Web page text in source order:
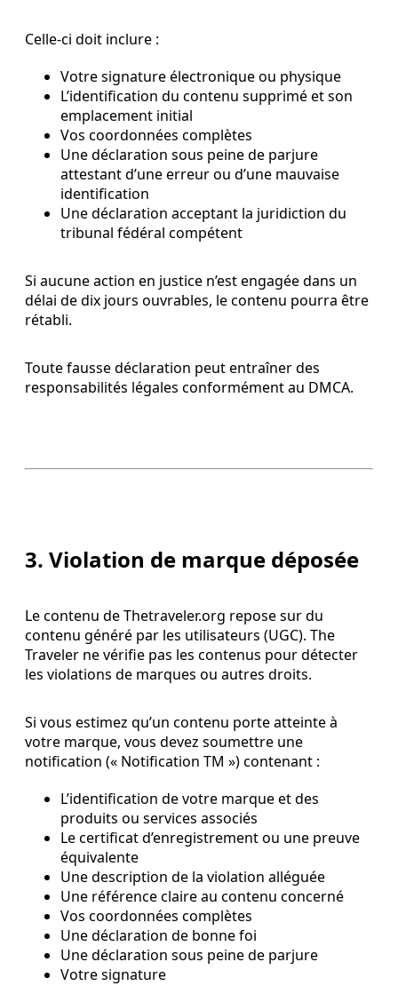
Celle-ci doit inclure :
Votre signature électronique ou physique
L’identification du contenu supprimé et son
emplacement initial
Vos coordonnées complètes
Une déclaration sous peine de parjure
attestant d’une erreur ou d’une mauvaise
identification
Une déclaration acceptant la juridiction du
tribunal fédéral compétent
Si aucune action en justice n’est engagée dans un
délai de dix jours ouvrables, le contenu pourra être
rétabli.
Toute fausse déclaration peut entraîner des
responsabilités légales conformément au DMCA.
3. Violation de marque déposée
Le contenu de Thetraveler.org repose sur du
contenu généré par les utilisateurs (UGC). The
Traveler ne vérifie pas les contenus pour détecter
les violations de marques ou autres droits.
Si vous estimez qu’un contenu porte atteinte à
votre marque, vous devez soumettre une
notification (« Notification TM ») contenant :
L’identification de votre marque et des
produits ou services associés
Le certificat d’enregistrement ou une preuve
équivalente
Une description de la violation alléguée
Une référence claire au contenu concerné
Vos coordonnées complètes
Une déclaration de bonne foi
Une déclaration sous peine de parjure
Votre signature